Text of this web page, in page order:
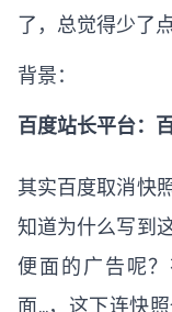
了，总觉得少了
背景：
百度站长平台：
其实百度取消快
知道为什么写到
便面的广告呢
面…，这下连快